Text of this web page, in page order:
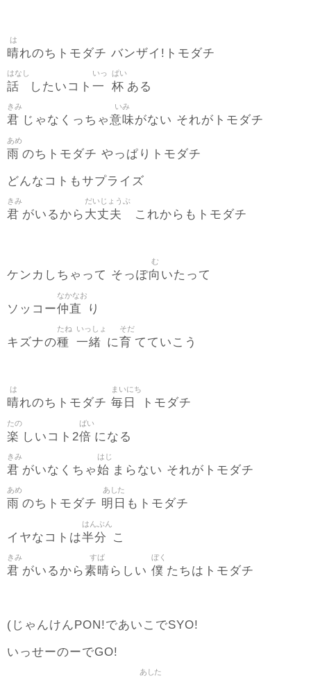
晴
は
れのちトモダチ バンザイ!トモダチ
話
はなし
したいコト 一
いっ
杯
ぱい
ある
君
きみ
じゃなくっちゃ意味
いみ
がない それがトモダチ
雨
あめ
のちトモダチ やっぱりトモダチ
どんなコトもサプライズ
君
きみ
がいるから 大丈夫
だいじょうぶ
これからもトモダチ
ケンカしちゃって そっぽ向
む
いたって
ソッコー仲直
なかなお
り
キズナの種
たね
一緒
いっしょ
に育
そだ
てていこう
晴
は
れのちトモダチ 毎日
まいにち
トモダチ
楽
たの
しいコト2倍
ばい
になる
君
きみ
がいなくちゃ始
はじ
まらない それがトモダチ
雨
あめ
のちトモダチ 明日
あした
もトモダチ
イヤなコトは半分
はんぶん
こ
君
きみ
がいるから素晴
すば
らしい 僕
ぼく
たちはトモダチ
(じゃんけんPON!であいこでSYO!
いっせーのーでGO!
あした